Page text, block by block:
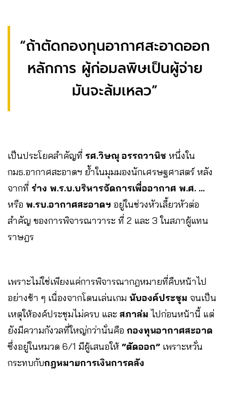
“ถ้าตัดกองทุนอากาศสะอาดออก
หลักการ ผู้ก่อมลพิษเป็นผู้จ่าย
มันจะล้มเหลว”
เป็นประโยคสำคัญที่ รศ.วิษณุ อรรถวานิช หนึ่งใน
กมธ.อากาศสะอาดฯ ย้ำในมุมมองนักเศรษฐศาสตร์ หลัง
จากที่ ร่าง พ.ร.บ.บริหารจัดการเพื่ออากาศ พ.ศ. …
หรือ พ.รบ.อากาศสะอาดฯ อยู่ในช่วงหัวเลี้ยวหัวต่อ
สำคัญ ของการพิจารณาวาระ ที่ 2 และ 3 ในสภาผู้แทน
ราษฎร
เพราะไม่ใช่เพียงแค่การพิจารณากฎหมายที่คืบหน้าไป
อย่างช้า ๆ เนื่องจากโดนเล่นเกม นับองค์ประชุม จนเป็น
เหตุให้องค์ประชุมไม่ครบ และ สภาล่ม ไปก่อนหน้านี้ แต่
ยังมีความกังวลที่ใหญ่กว่านั่นคือ กองทุนอากาศสะอาด
ซึ่งอยู่ในหมวด 6/1 มีผู้เสนอให้ “ตัดออก” เพราะหวั่น
กระทบกับกฎหมายการเงินการคลัง